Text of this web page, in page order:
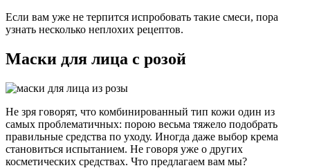
Если вам уже не терпится испробовать такие смеси, пора
узнать несколько неплохих рецептов.
Маски для лица с розой
Не зря говорят, что комбинированный тип кожи один из
самых проблематичных: порою весьма тяжело подобрать
правильные средства по уходу. Иногда даже выбор крема
становиться испытанием. Не говоря уже о других
косметических средствах. Что предлагаем вам мы?